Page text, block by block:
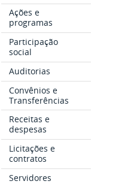
Ações e
programas
Participação
social
Auditorias
Convênios e
Transferências
Receitas e
despesas
Licitações e
contratos
Servidores